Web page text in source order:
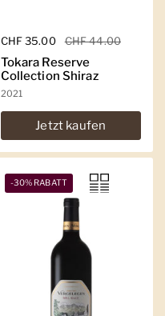
Regulärer Preis
CHF 35.00 Sale-Preis
CHF 44.00
Tokara Reserve
Collection Shiraz
2021
Jetzt kaufen
-30% RABATT